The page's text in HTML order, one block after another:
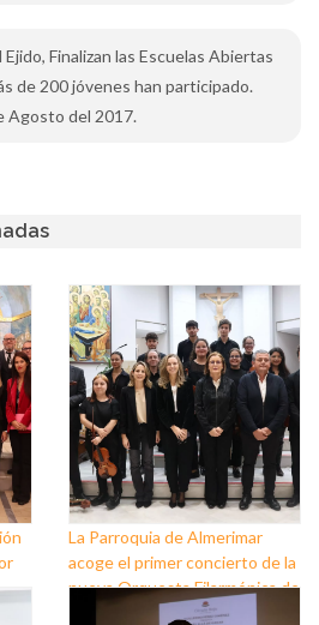
Finalizan las Escuelas Abiertas
de 200 jóvenes han participado.
Agosto del 2017.
La Parroquia de Almerimar
acoge el primer concierto de la
nueva Orquesta Filarmónica de